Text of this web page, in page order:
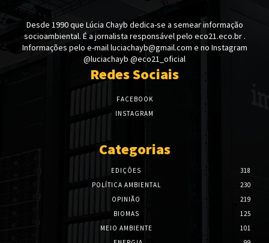
Desde 1990 que Lúcia Chayb dedica-se a semear informação
socioambiental. É a jornalista responsável pelo eco21.eco.br .
Informações pelo e-mail luciachayb@gmail.com e no Instagram
@luciachayb @eco21_oficial
Redes Sociais
FACEBOOK
INSTAGRAM
Categorias
EDIÇÕES
318
POLÍTICA AMBIENTAL
230
OPINIÃO
219
BIOMAS
125
MEIO AMBIENTE
101